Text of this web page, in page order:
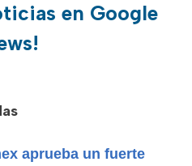
en Google
aprueba un fuerte